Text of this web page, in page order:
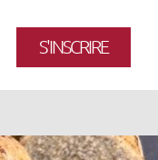
S'INSCRIRE